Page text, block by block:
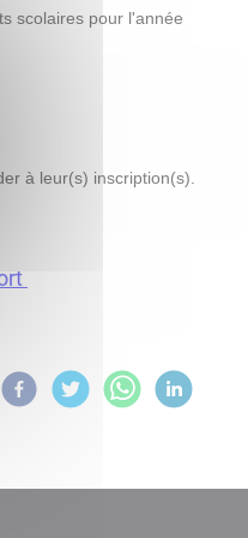
scolaires pour l'année
à leur(s) inscription(s).